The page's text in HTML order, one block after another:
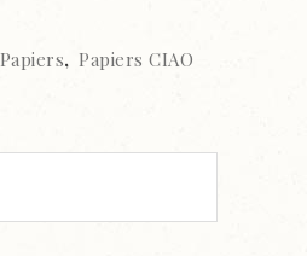
Papiers, Papiers CIAO